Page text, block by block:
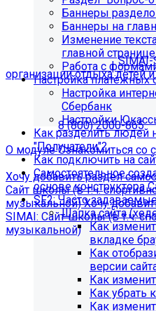
организации
оздоровления"?
Приобретите модульSIMAI-
организации отдыха детей
Для приобретения модуля
отдел продаж по
телефону 8 (800) 2000-865
О модулеОзнакомиться со
Хочу добавить раздел
Сайт школы (в т.ч.
музыкальной)Хочу
SIMAI: Сайт школы (в т.ч.
музыкальной)
Информация по
модуль SIMAI-SF4:
организации (simai.sveden)
Баннеры
Баннеры на
Изменение
главной
Работа с
Настройка платёжных
Настройка
Сбербанк
Настройки
Как разделить людей
"Получатели"?
Как подключить на
Самостоятельное
основе конструктора
SF2: Часто
Шапка сайта
Как
вкладке
Как
версии
Как
Как убрать
Как